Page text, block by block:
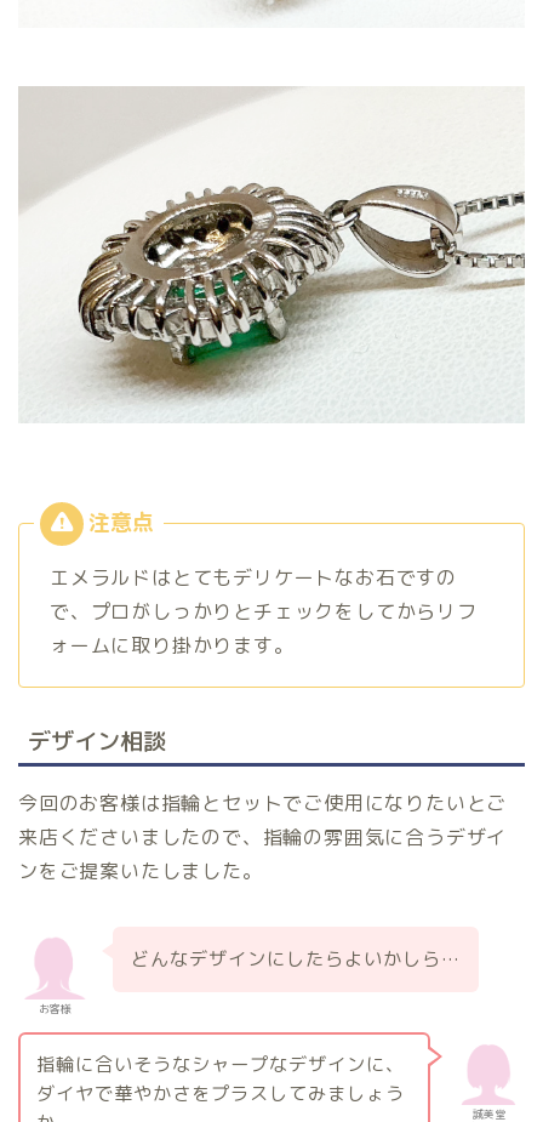
エメラルドはとてもデリケートなお石ですの
で、プロがしっかりとチェックをしてからリフ
ォームに取り掛かります。
デザイン相談
今回のお客様は指輪とセットでご使用になりたいとご
来店くださいましたので、指輪の雰囲気に合うデザイ
ンをご提案いたしました。
お客様
どんなデザインにしたらよいかしら…
誠美堂
指輪に合いそうなシャープなデザインに、
ダイヤで華やかさをプラスしてみましょう